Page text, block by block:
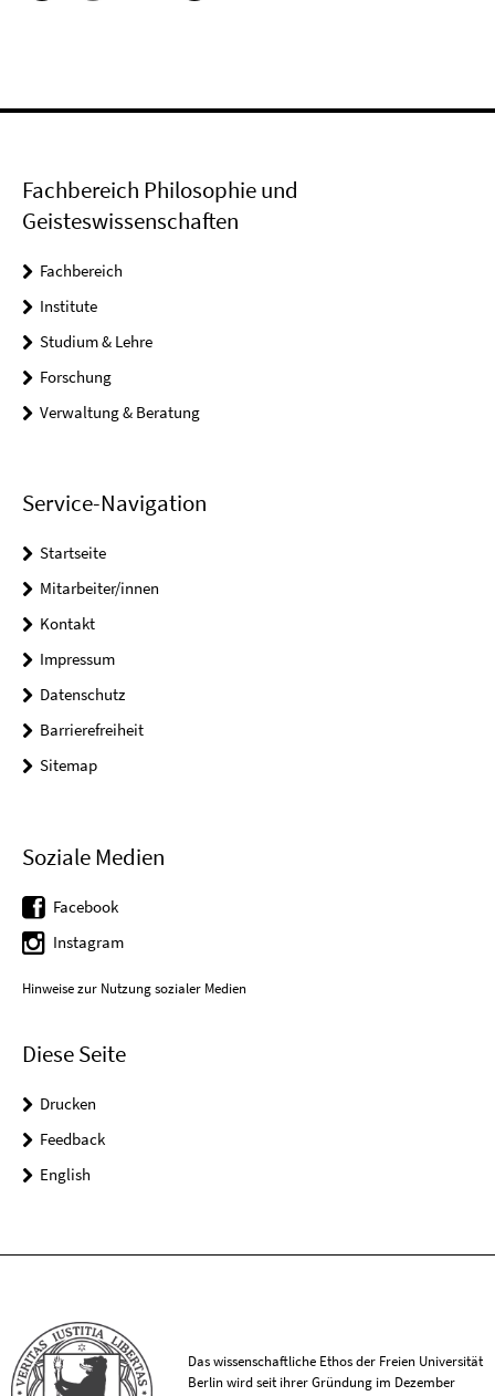
Fachbereich Philosophie und
Geisteswissenschaften
Fachbereich
Institute
Studium & Lehre
Forschung
Verwaltung & Beratung
Service-Navigation
Startseite
Mitarbeiter/innen
Kontakt
Impressum
Datenschutz
Barrierefreiheit
Sitemap
Soziale Medien
Facebook
Instagram
Hinweise zur Nutzung sozialer Medien
Diese Seite
Drucken
Feedback
English
Das wissenschaftliche Ethos der Freien Universität
Berlin wird seit ihrer Gründung im Dezember